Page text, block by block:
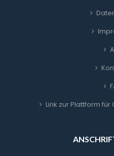
Link zur Plattform